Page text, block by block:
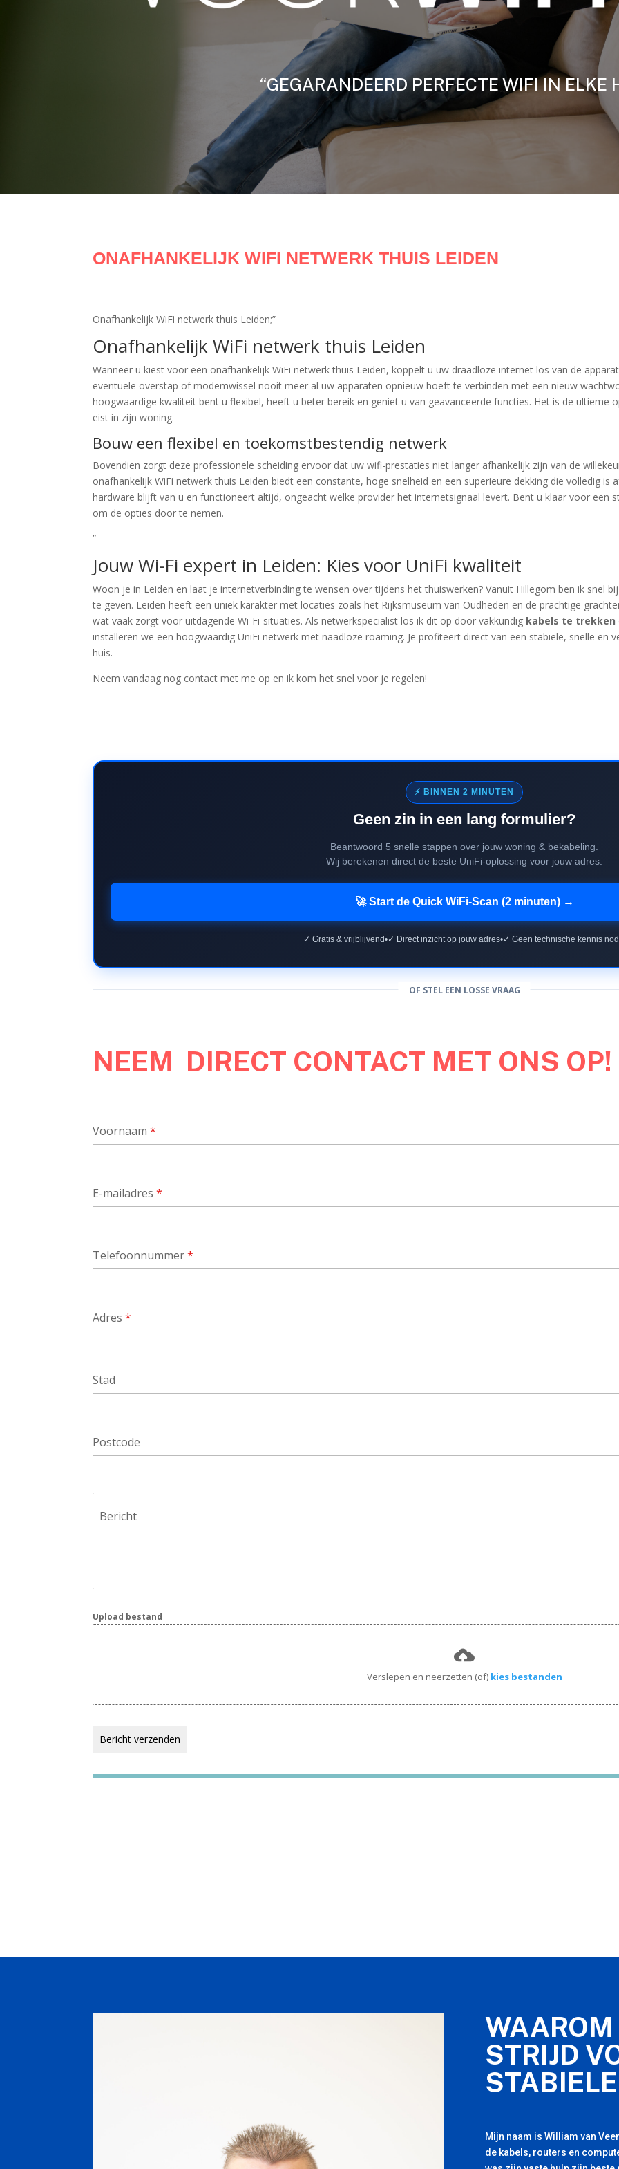
“GEGARANDEERD PERFECTE WIFI IN ELKE
ONAFHANKELIJK WIFI NETWERK THUIS LEIDEN
Onafhankelijk WiFi netwerk thuis Leiden;”
Onafhankelijk WiFi netwerk thuis Leiden
Wanneer u kiest voor een onafhankelijk WiFi netwerk thuis Leiden, koppelt u uw draadloze internet los van de
eventuele overstap of modemwissel nooit meer al uw apparaten opnieuw hoeft te verbinden met een nieuw
hoogwaardige kwaliteit bent u flexibel, heeft u beter bereik en geniet u van geavanceerde functies. Het is de ultieme
eist in zijn woning.
Bouw een flexibel en toekomstbestendig netwerk
Bovendien zorgt deze professionele scheiding ervoor dat uw wifi-prestaties niet langer afhankelijk zijn van de
onafhankelijk WiFi netwerk thuis Leiden biedt een constante, hoge snelheid en een superieure dekking die volledig
hardware blijft van u en functioneert altijd, ongeacht welke provider het internetsignaal levert. Bent u klaar voor een
om de opties door te nemen.
”
Jouw Wi-Fi expert in Leiden: Kies voor UniFi kwaliteit
Woon je in Leiden en laat je internetverbinding te wensen over tijdens het thuiswerken? Vanuit Hillegom ben ik snel
te geven. Leiden heeft een uniek karakter met locaties zoals het Rijksmuseum van Oudheden en de prachtige
wat vaak zorgt voor uitdagende Wi-Fi-situaties. Als netwerkspecialist los ik dit op door vakkundig kabels te trekken
installeren we een hoogwaardig UniFi netwerk met naadloze roaming. Je profiteert direct van een stabiele, snelle en
huis.
Neem vandaag nog contact met me op en ik kom het snel voor je regelen!
⚡ BINNEN 2 MINUTEN
Geen zin in een lang formulier?
Beantwoord 5 snelle stappen over jouw woning & bekabeling.
Wij berekenen direct de beste UniFi-oplossing voor jouw adres.
🚀 Start de Quick WiFi-Scan (2 minuten) →
✓ Gratis & vrijblijvend•✓ Direct inzicht op jouw adres•✓ Geen technische kennis
OF STEL EEN LOSSE VRAAG
NEEM DIRECT CONTACT MET ONS OP!
Voornaam*
E-mailadres*
Telefoonnummer*
Adres*
Stad
Postcode
Bericht
Upload bestand
Verslepen en neerzetten (of) kies bestanden
Bericht verzenden
STRIJD
Mijn naam is William van
de kabels, routers en